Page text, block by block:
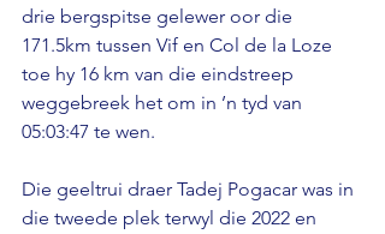
drie bergspitse gelewer oor die
171.5km tussen Vif en Col de la Loze
toe hy 16 km van die eindstreep
weggebreek het om in ’n tyd van
05:03:47 te wen.
Die geeltrui draer Tadej Pogacar was in
die tweede plek terwyl die 2022 en